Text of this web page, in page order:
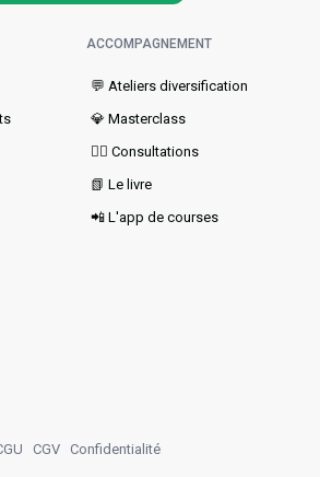
ACCOMPAGNEMENT
💬 Ateliers diversification
💎 Masterclass
👩‍⚕️ Consultations
📗 Le livre
📲 L'app de courses
CGV Confidentialité